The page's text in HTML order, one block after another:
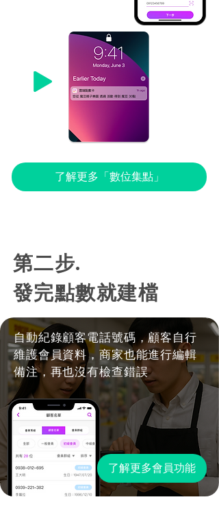
了解更多「數位集點」
第二步.
發完點數就建檔
自動紀錄顧客電話號碼，顧客自行
維護會員資料，商家也能進行編輯
備注，再也沒有檢查錯誤
了解更多會員功能